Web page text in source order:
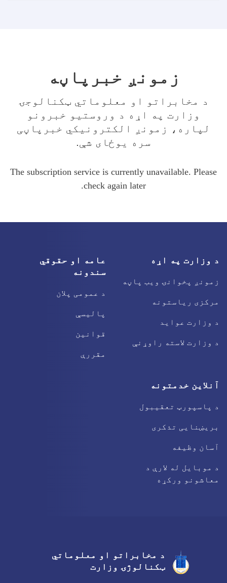
زمونږ خبرپاڼه
د مخابراتو او معلوماتي ټکنالوجۍ
وزارت په اړه د وروستیو خبرونو
لپاره، زمونږ الکترونیکي خبرپاڼی
سره یوځای شې.
The subscription service is currently unavailable. Please
check again later.
د وزارت په اړه
زمونږ پخوانۍ ویب پاڼه
مرکزی ریاستونه
د وزارت عواید
د وزارت لاسته راوړنې
عامه او حقوقي
سندونه
د عمومی پلان
پالیسې
قوانین
مقررې
آنلاین خدمتونه
د پاسپورټ تعقیبول
بریښنایی تذکری
آسان وظیفه
د موبایل له لارې د
معاشونو ورکړه
د مخابراتو او معلوماتي
ټکنالوژۍ وزارت